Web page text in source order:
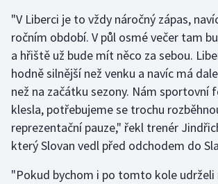
Triatlon
Veslování
Vodní slalom
Volejbal
Ostatní
"V Liberci je to vždy náročný zápas,
ročním období. V půl osmé večer tam
a hřiště už bude mít něco za sebou.
hodně silnější než venku a navíc má
než na začátku sezony. Nám sportovní
klesla, potřebujeme se trochu
reprezentační pauze," řekl trenér
který Slovan vedl před odchodem do
"Pokud bychom i po tomto kole udrželi